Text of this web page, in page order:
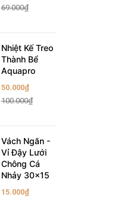
69.000₫
Nhiệt Kế Treo
Thành Bể
Aquapro
50.000₫
100.000₫
Vách Ngăn -
Vỉ Đậy Lưới
Chông Cá
Nhảy 30x15
15.000₫